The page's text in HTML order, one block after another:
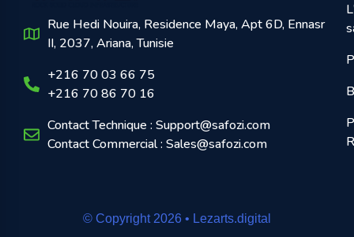
Rue Hedi Nouira, Residence Maya, Apt 6D, Ennasr
II, 2037, Ariana, Tunisie
+216 70 03 66 75
+216 70 86 70 16
Contact Technique : Support@safozi.com
Contact Commercial : Sales@safozi.com
© Copyright 2026 • Lezarts.digital